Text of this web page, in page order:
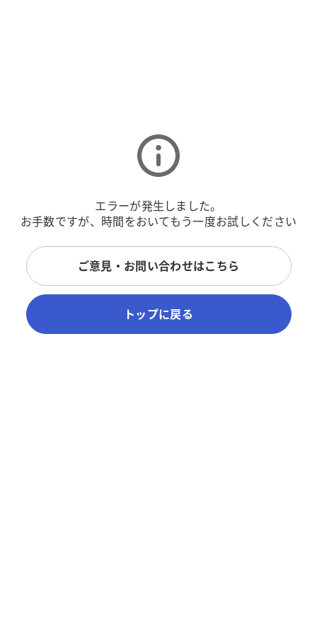
エラーが発生しました。
お手数ですが、時間をおいてもう一度お試しください
ご意見・お問い合わせはこちら
トップに戻る